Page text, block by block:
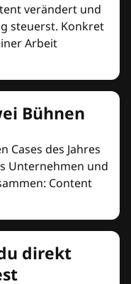
verändert und
steuerst. Konkret
Arbeit
Bühnen
Cases des Jahres
Unternehmen und
Content
direkt